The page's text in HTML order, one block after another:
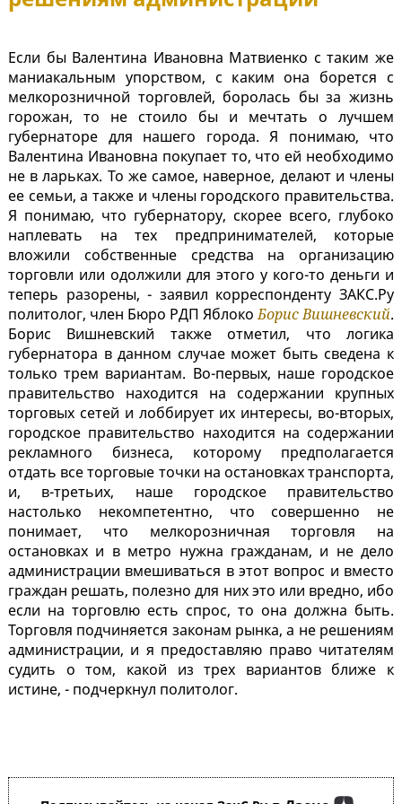
Если бы Валентина Ивановна Матвиенко с таким же
маниакальным упорством, с каким она борется с
мелкорозничной торговлей, боролась бы за жизнь
горожан, то не стоило бы и мечтать о лучшем
губернаторе для нашего города. Я понимаю, что
Валентина Ивановна покупает то, что ей необходимо
не в ларьках. То же самое, наверное, делают и члены
ее семьи, а также и члены городского правительства.
Я понимаю, что губернатору, скорее всего, глубоко
наплевать на тех предпринимателей, которые
вложили собственные средства на организацию
торговли или одолжили для этого у кого-то деньги и
теперь разорены, - заявил корреспонденту ЗАКС.Ру
политолог, член Бюро РДП ЯблокоБорис Вишневский.
Борис Вишневский также отметил, что логика
губернатора в данном случае может быть сведена к
только трем вариантам. Во-первых, наше городское
правительство находится на содержании крупных
торговых сетей и лоббирует их интересы, во-вторых,
городское правительство находится на содержании
рекламного бизнеса, которому предполагается
отдать все торговые точки на остановках транспорта,
и, в-третьих, наше городское правительство
настолько некомпетентно, что совершенно не
понимает, что мелкорозничная торговля на
остановках и в метро нужна гражданам, и не дело
администрации вмешиваться в этот вопрос и вместо
граждан решать, полезно для них это или вредно, ибо
если на торговлю есть спрос, то она должна быть.
Торговля подчиняется законам рынка, а не решениям
администрации, и я предоставляю право читателям
судить о том, какой из трех вариантов ближе к
истине, - подчеркнул политолог.